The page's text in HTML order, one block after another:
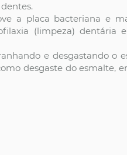
a placa bacteriana e
(limpeza) dentária
e desgastando o
desgaste do esmalte,